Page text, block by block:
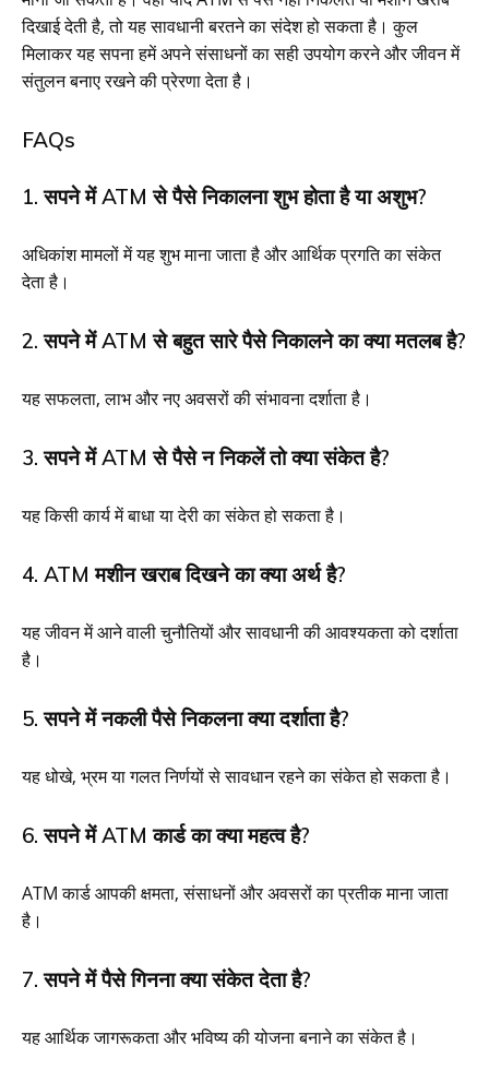
दिखाई देती है, तो यह सावधानी बरतने का संदेश हो सकता है। कुल
मिलाकर यह सपना हमें अपने संसाधनों का सही उपयोग करने और जीवन में
संतुलन बनाए रखने की प्रेरणा देता है।
FAQs
1. सपने में ATM से पैसे निकालना शुभ होता है या अशुभ?
अधिकांश मामलों में यह शुभ माना जाता है और आर्थिक प्रगति का संकेत
देता है।
2. सपने में ATM से बहुत सारे पैसे निकालने का क्या मतलब है?
यह सफलता, लाभ और नए अवसरों की संभावना दर्शाता है।
3. सपने में ATM से पैसे न निकलें तो क्या संकेत है?
यह किसी कार्य में बाधा या देरी का संकेत हो सकता है।
4. ATM मशीन खराब दिखने का क्या अर्थ है?
यह जीवन में आने वाली चुनौतियों और सावधानी की आवश्यकता को दर्शाता
है।
5. सपने में नकली पैसे निकलना क्या दर्शाता है?
यह धोखे, भ्रम या गलत निर्णयों से सावधान रहने का संकेत हो सकता है।
6. सपने में ATM कार्ड का क्या महत्व है?
ATM कार्ड आपकी क्षमता, संसाधनों और अवसरों का प्रतीक माना जाता
है।
7. सपने में पैसे गिनना क्या संकेत देता है?
यह आर्थिक जागरूकता और भविष्य की योजना बनाने का संकेत है।